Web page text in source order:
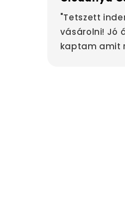
"Tetszett
vásárolni! Jó
kaptam amit